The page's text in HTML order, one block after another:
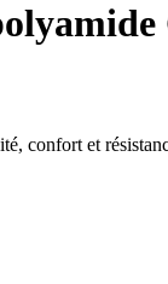
confort et